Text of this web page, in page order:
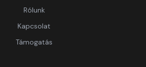
Rólunk
Kapcsolat
Támogatás